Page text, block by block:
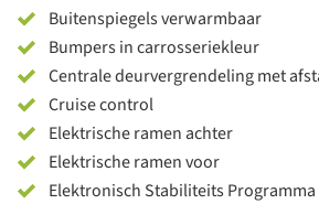
Buitenspiegels verwarmbaar
Bumpers in carrosseriekleur
Centrale deurvergrendeling met
Cruise control
Elektrische ramen achter
Elektrische ramen voor
Elektronisch Stabiliteits Programma